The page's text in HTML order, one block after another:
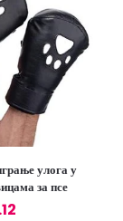
улога у
за псе